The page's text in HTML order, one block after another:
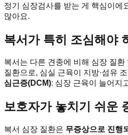
정기 심장검사를 받는 게 핵심이에
많아요.
복서가 특히 조심해야
복서는 다른 견종에 비해 심장 질
질환으로, 심실 근육이 지방·섬유
심근증(DCM): 심장 근육이 늘어지
보호자가 놓치기 쉬운
복서 심장 질환은 무증상으로 진행